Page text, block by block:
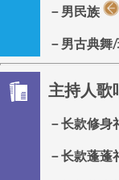
－男民族
－男古典
主持人歌
－长款修身
－长款蓬蓬